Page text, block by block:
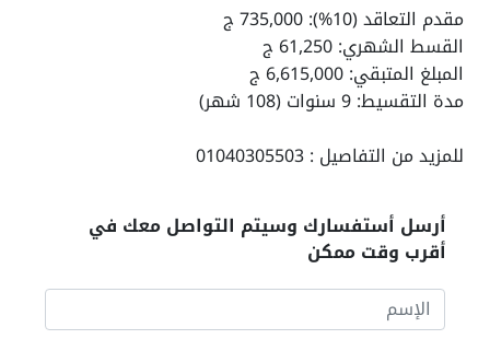
مقدم التعاقد (10%): 735,000 ج
القسط الشهري: 61,250 ج
المبلغ المتبقي: 6,615,000 ج
مدة التقسيط: 9 سنوات (108 شهر)
للمزيد من التفاصيل : 01040305503
أرسل أستفسارك وسيتم التواصل معك في
أقرب وقت ممكن